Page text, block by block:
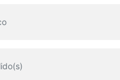
internacionales y
López-Díez, Farshad Zahedi